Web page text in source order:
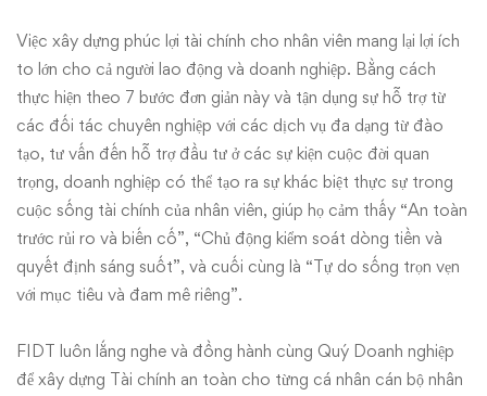
Việc xây dựng phúc lợi tài chính cho nhân viên mang lại lợi ích
to lớn cho cả người lao động và doanh nghiệp. Bằng cách
thực hiện theo 7 bước đơn giản này và tận dụng sự hỗ trợ từ
các đối tác chuyên nghiệp với các dịch vụ đa dạng từ đào
tạo, tư vấn đến hỗ trợ đầu tư ở các sự kiện cuộc đời quan
trọng, doanh nghiệp có thể tạo ra sự khác biệt thực sự trong
cuộc sống tài chính của nhân viên, giúp họ cảm thấy “An toàn
trước rủi ro và biến cố”, “Chủ động kiểm soát dòng tiền và
quyết định sáng suốt”, và cuối cùng là “Tự do sống trọn vẹn
với mục tiêu và đam mê riêng”.
FIDT luôn lắng nghe và đồng hành cùng Quý Doanh nghiệp
để xây dựng Tài chính an toàn cho từng cá nhân cán bộ nhân